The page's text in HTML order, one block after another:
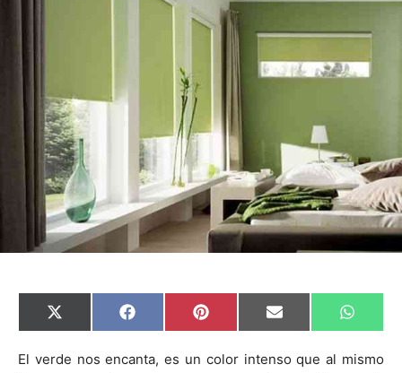
C
o
p
X
(
w
C
o
p
F
a
e
C
o
p
P
i
t
C
o
p
E
m
i
C
o
p
W
h
t
El verde nos encanta, es un color intenso que al mismo